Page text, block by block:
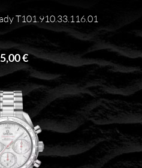
T101.910.33.116.01
€